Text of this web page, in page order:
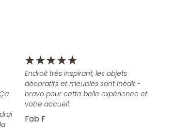
★★★★★
Endroit très inspirant, les objets
décoratifs et meubles sont inédit -
bravo pour cette belle expérience et
votre accueil.
Fab F